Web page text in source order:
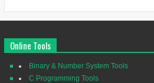
Online Tools
Binary & Number System Tools
C Programming Tools